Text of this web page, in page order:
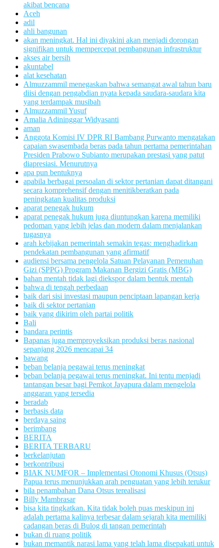
akibat bencana
Aceh
adil
ahli bangunan
akan meningkat. Hal ini diyakini akan menjadi dorongan
signifikan untuk mempercepat pembangunan infrastruktur
akses air bersih
akuntabel
alat kesehatan
Almuzzammil menegaskan bahwa semangat awal tahun baru
diisi dengan pengabdian nyata kepada saudara-saudara kita
yang terdampak musibah
Almuzzammil Yusuf
Amalia Adininggar Widyasanti
aman
Anggota Komisi IV DPR RI Bambang Purwanto mengatakan
capaian swasembada beras pada tahun pertama pemerintahan
Presiden Prabowo Subianto merupakan prestasi yang patut
diapresiasi. Menurutnya
apa pun bentuknya
apabila berbagai persoalan di sektor pertanian dapat ditangani
secara komprehensif dengan menitikberatkan pada
peningkatan kualitas produksi
aparat penegak hukum
aparat penegak hukum juga diuntungkan karena memiliki
pedoman yang lebih jelas dan modern dalam menjalankan
tugasnya
arah kebijakan pemerintah semakin tegas: menghadirkan
pendekatan pembangunan yang afirmatif
audiensi bersama pengelola Satuan Pelayanan Pemenuhan
Gizi (SPPG) Program Makanan Bergizi Gratis (MBG)
bahan mentah tidak lagi diekspor dalam bentuk mentah
bahwa di tengah perbedaan
baik dari sisi investasi maupun penciptaan lapangan kerja
baik di sektor pertanian
baik yang dikirim oleh partai politik
Bali
bandara perintis
Bapanas juga memproyeksikan produksi beras nasional
sepanjang 2026 mencapai 34
bawang
beban belanja pegawai terus meningkat
beban belanja pegawai terus meningkat. Ini tentu menjadi
tantangan besar bagi Pemkot Jayapura dalam mengelola
anggaran yang tersedia
beradab
berbasis data
berdaya saing
berimbang
BERITA
BERITA TERBARU
berkelanjutan
berkontribusi
BIAK NUMFOR – Implementasi Otonomi Khusus (Otsus)
Papua terus menunjukkan arah penguatan yang lebih terukur
bila penambahan Dana Otsus terealisasi
Billy Mambrasar
bisa kita tingkatkan. Kita tidak boleh puas meskipun ini
adalah pertama kalinya terbesar dalam sejarah kita memiliki
cadangan beras di Bulog di tangan pemerintah
bukan di ruang politik
bukan memantik narasi lama yang telah lama disepakati untuk